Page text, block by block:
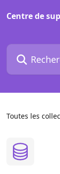
Centre de
Rechercher un
Toutes les